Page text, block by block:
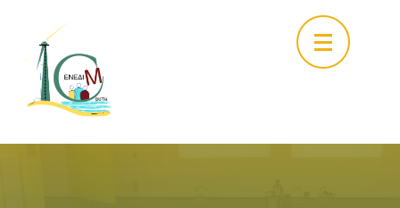
content
(Press